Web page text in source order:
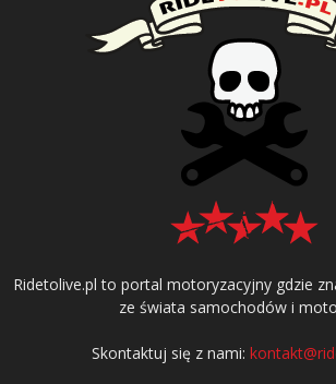
Ridetolive.pl to portal motoryzacyjny gdzie
ze świata samochodów i
Skontaktuj się z nami: